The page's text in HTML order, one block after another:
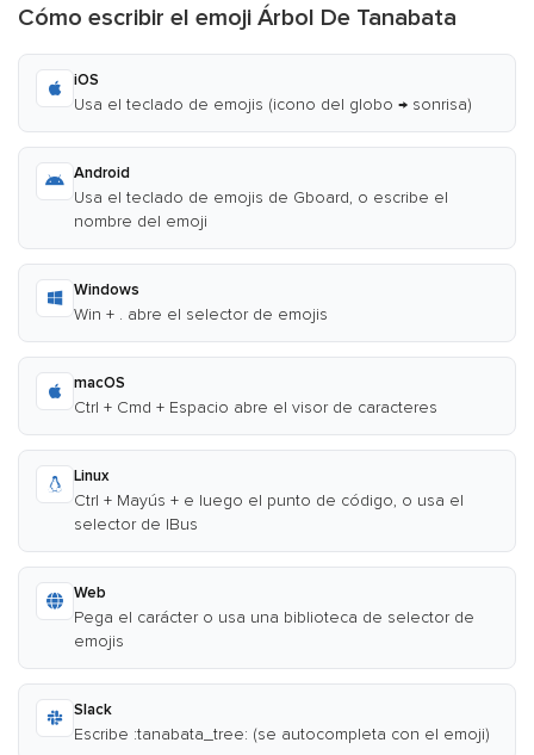
Cómo escribir el emoji Árbol De Tanabata
iOS
Usa el teclado de emojis (icono del globo → sonrisa)
Android
Usa el teclado de emojis de Gboard, o escribe el
nombre del emoji
Windows
Win + . abre el selector de emojis
macOS
Ctrl + Cmd + Espacio abre el visor de caracteres
Linux
Ctrl + Mayús + e luego el punto de código, o usa el
selector de IBus
Web
Pega el carácter o usa una biblioteca de selector de
emojis
Slack
Escribe :tanabata_tree: (se autocompleta con el emoji)